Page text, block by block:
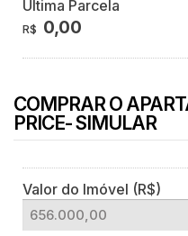
Última Parcela
R$ 0,00
COMPRAR O
PRICE- SIMULAR
Valor do Imóvel (R$)